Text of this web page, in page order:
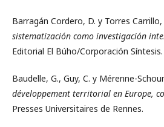
Barragán Cordero, D. y Torres Carrillo,
sistematización como investigación
Editorial El Búho/Corporación Síntesis.
Baudelle, G., Guy, C. y Mérenne-
développement territorial en Europe,
Presses Universitaires de Rennes.